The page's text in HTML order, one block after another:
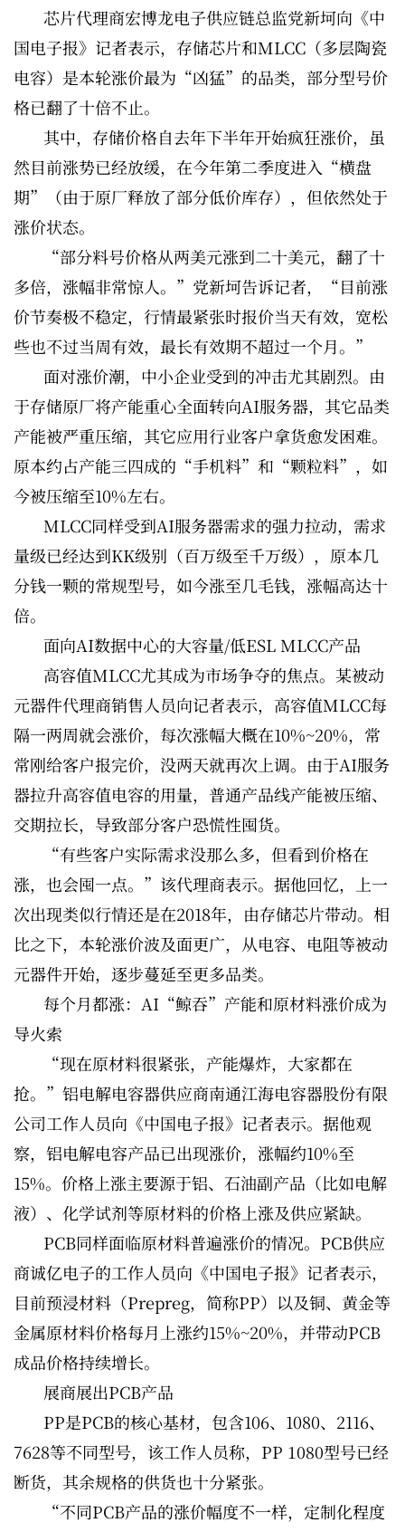
芯片代理商宏博龙电子供应链总监党新坷向《中
国电子报》记者表示，存储芯片和MLCC（多层陶瓷
电容）是本轮涨价最为“凶猛”的品类，部分型号价
格已翻了十倍不止。
其中，存储价格自去年下半年开始疯狂涨价，虽
然目前涨势已经放缓，在今年第二季度进入“横盘
期”（由于原厂释放了部分低价库存），但依然处于
涨价状态。
“部分料号价格从两美元涨到二十美元，翻了十
多倍，涨幅非常惊人。”党新坷告诉记者，“目前涨
价节奏极不稳定，行情最紧张时报价当天有效，宽松
些也不过当周有效，最长有效期不超过一个月。”
面对涨价潮，中小企业受到的冲击尤其剧烈。由
于存储原厂将产能重心全面转向AI服务器，其它品类
产能被严重压缩，其它应用行业客户拿货愈发困难。
原本约占产能三四成的“手机料”和“颗粒料”，如
今被压缩至10%左右。
MLCC同样受到AI服务器需求的强力拉动，需求
量级已经达到KK级别（百万级至千万级），原本几
分钱一颗的常规型号，如今涨至几毛钱，涨幅高达十
倍。
面向AI数据中心的大容量/低ESL MLCC产品
高容值MLCC尤其成为市场争夺的焦点。某被动
元器件代理商销售人员向记者表示，高容值MLCC每
隔一两周就会涨价，每次涨幅大概在10%~20%，常
常刚给客户报完价，没两天就再次上调。由于AI服务
器拉升高容值电容的用量，普通产品线产能被压缩、
交期拉长，导致部分客户恐慌性囤货。
“有些客户实际需求没那么多，但看到价格在
涨，也会囤一点。”该代理商表示。据他回忆，上一
次出现类似行情还是在2018年，由存储芯片带动。相
比之下，本轮涨价波及面更广，从电容、电阻等被动
元器件开始，逐步蔓延至更多品类。
每个月都涨：AI“鲸吞”产能和原材料涨价成为
导火索
“现在原材料很紧张，产能爆炸，大家都在
抢。”铝电解电容器供应商南通江海电容器股份有限
公司工作人员向《中国电子报》记者表示。据他观
察，铝电解电容产品已出现涨价，涨幅约10%至
15%。价格上涨主要源于铝、石油副产品（比如电解
液）、化学试剂等原材料的价格上涨及供应紧缺。
PCB同样面临原材料普遍涨价的情况。PCB供应
商诚亿电子的工作人员向《中国电子报》记者表示，
目前预浸材料（Prepreg，简称PP）以及铜、黄金等
金属原材料价格每月上涨约15%~20%，并带动PCB
成品价格持续增长。
展商展出PCB产品
PP是PCB的核心基材，包含106、1080、2116、
7628等不同型号，该工作人员称，PP 1080型号已经
断货，其余规格的供货也十分紧张。
“不同PCB产品的涨价幅度不一样，定制化程度